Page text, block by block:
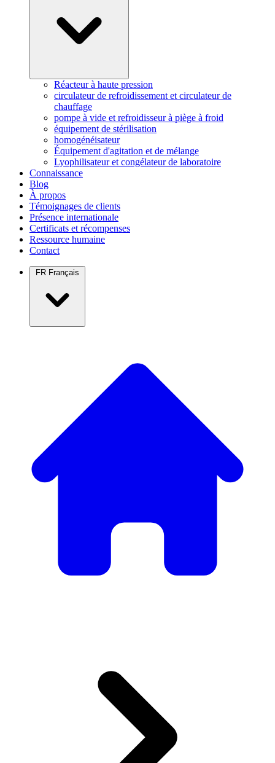
Réacteur à haute pression
circulateur de refroidissement et circulateur de
chauffage
pompe à vide et refroidisseur à piège à froid
équipement de stérilisation
homogénéisateur
Équipement d'agitation et de mélange
Lyophilisateur et congélateur de laboratoire
Connaissance
Blog
À propos
Témoignages de clients
Présence internationale
Certificats et récompenses
Ressource humaine
Contact
FR Français